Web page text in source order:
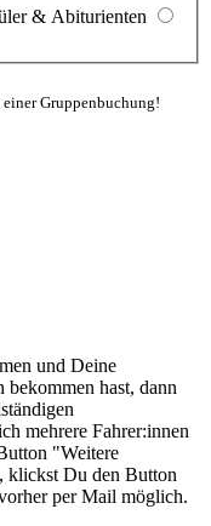
& Abiturienten
Gruppenbuchung!
und Deine
bekommen hast, dann
mehrere Fahrer:innen
"Weitere
klickst Du den Button
per Mail möglich.